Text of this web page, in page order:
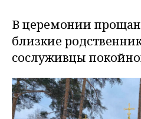
В церемонии
близкие
сослуживцы